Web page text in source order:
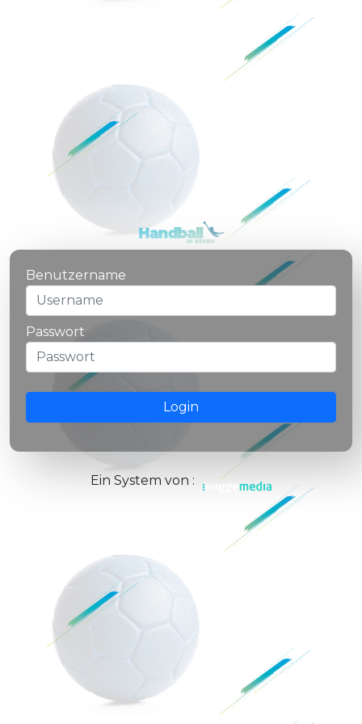
Benutzername
Passwort
Login
Ein System von :